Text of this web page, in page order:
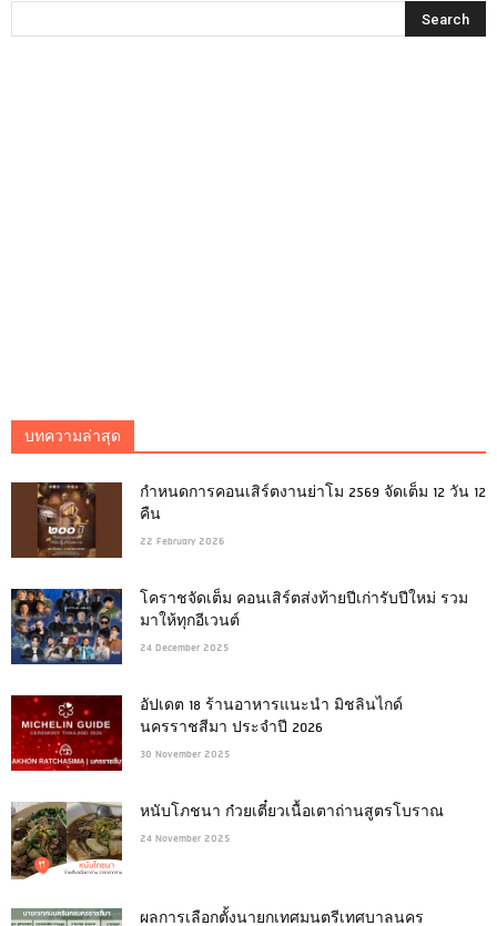
บทความล่าสุด
กำหนดการคอนเสิร์ตงานย่าโม 2569 จัดเต็ม 12 วัน 12
คืน
22 February 2026
โคราชจัดเต็ม คอนเสิร์ตส่งท้ายปีเก่ารับปีใหม่ รวม
มาให้ทุกอีเวนต์
24 December 2025
อัปเดต 18 ร้านอาหารแนะนำ มิชลินไกด์
นครราชสีมา ประจำปี 2026
30 November 2025
หนับโภชนา ก๋วยเตี๋ยวเนื้อเตาถ่านสูตรโบราณ
24 November 2025
ผลการเลือกตั้งนายกเทศมนตรีเทศบาลนคร